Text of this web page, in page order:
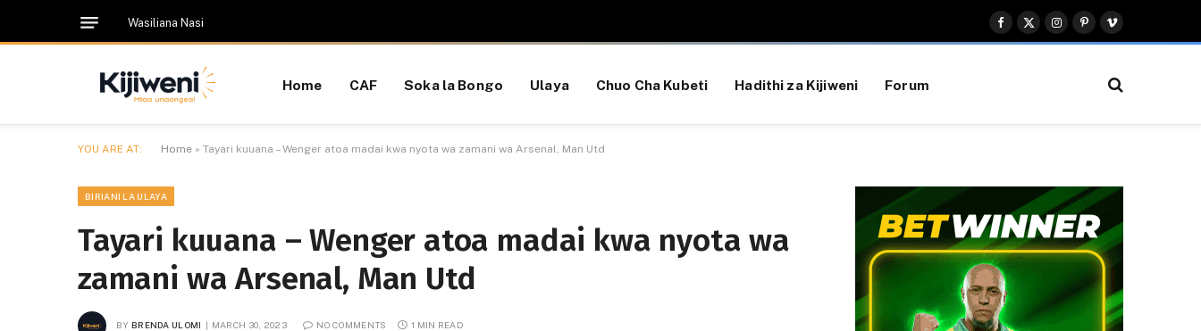
Wasiliana Nasi
Facebook
X
(Twitter)
Instagram
Pinterest
Vimeo
Home CAF Soka la Bongo Ulaya Chuo Cha Kubeti Hadithi za Kijiweni Forum
YOU ARE AT: Home » Tayari kuuana – Wenger atoa madai kwa nyota wa zamani wa Arsenal, Man Utd
BIRIANI LA ULAYA
Tayari kuuana – Wenger atoa madai kwa nyota wa
zamani wa Arsenal, Man Utd
BY BRENDA ULOMI MARCH 30, 2023 NO COMMENTS 1 MIN READ